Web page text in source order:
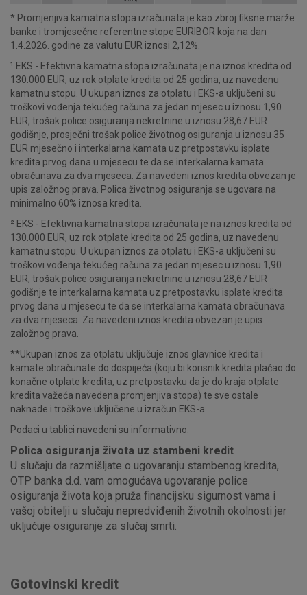
* Promjenjiva kamatna stopa izračunata je kao zbroj fiksne marže
banke i tromjesečne referentne stope EURIBOR koja na dan
1.4.2026. godine za valutu EUR iznosi 2,12%.
¹ EKS - Efektivna kamatna stopa izračunata je na iznos kredita od
130.000 EUR, uz rok otplate kredita od 25 godina, uz navedenu
kamatnu stopu. U ukupan iznos za otplatu i EKS-a uključeni su
troškovi vođenja tekućeg računa za jedan mjesec u iznosu 1,90
EUR, trošak police osiguranja nekretnine u iznosu 28,67 EUR
godišnje, prosječni trošak police životnog osiguranja u iznosu 35
EUR mjesečno i interkalarna kamata uz pretpostavku isplate
kredita prvog dana u mjesecu te da se interkalarna kamata
obračunava za dva mjeseca. Za navedeni iznos kredita obvezan je
upis založnog prava. Polica životnog osiguranja se ugovara na
minimalno 60% iznosa kredita.
² EKS - Efektivna kamatna stopa izračunata je na iznos kredita od
130.000 EUR, uz rok otplate kredita od 25 godina, uz navedenu
kamatnu stopu. U ukupan iznos za otplatu i EKS-a uključeni su
troškovi vođenja tekućeg računa za jedan mjesec u iznosu 1,90
EUR, trošak police osiguranja nekretnine u iznosu 28,67 EUR
godišnje te interkalarna kamata uz pretpostavku isplate kredita
prvog dana u mjesecu te da se interkalarna kamata obračunava
za dva mjeseca. Za navedeni iznos kredita obvezan je upis
založnog prava.
**Ukupan iznos za otplatu uključuje iznos glavnice kredita i
kamate obračunate do dospijeća (koju bi korisnik kredita plaćao do
konačne otplate kredita, uz pretpostavku da je do kraja otplate
kredita važeća navedena promjenjiva stopa) te sve ostale
naknade i troškove uključene u izračun EKS-a.
Podaci u tablici navedeni su informativno.
Polica osiguranja života uz stambeni kredit
U slučaju da razmišljate o ugovaranju stambenog kredita,
OTP banka d.d. vam omogućava ugovaranje police
osiguranja života koja pruža financijsku sigurnost vama i
vašoj obitelji u slučaju nepredviđenih životnih okolnosti jer
uključuje osiguranje za slučaj smrti.
Gotovinski kredit